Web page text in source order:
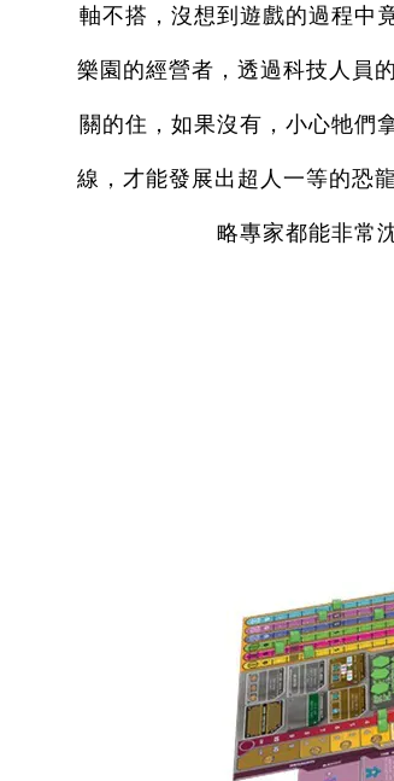
軸不搭，沒想到遊戲的過程中
樂園的經營者，透過科技人員
關的住，如果沒有，小心牠們
線，才能發展出超人一等的恐
略專家都能非常